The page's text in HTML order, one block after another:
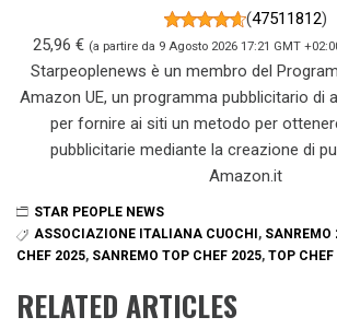
(47511812)
25,96 € (a partire da 9 Agosto 2026 17:21 GMT
Starpeoplenews è un membro del
Amazon UE, un programma pubblicitario di
per fornire ai siti un metodo per
pubblicitarie mediante la creazione di
Amazon.it
STAR PEOPLE NEWS
ASSOCIAZIONE ITALIANA CUOCHI , SANREMO
CHEF 2025, SANREMO TOP CHEF 2025, TOP
RELATED ARTICLES